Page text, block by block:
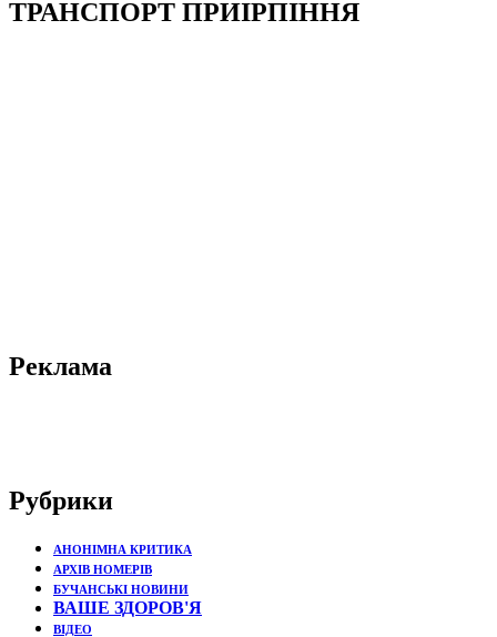
ТРАНСПОРТ ПРИІРПІННЯ
Реклама
Рубрики
АНОНІМНА КРИТИКА
АРХІВ НОМЕРІВ
БУЧАНСЬКІ НОВИНИ
ВАШЕ ЗДОРОВ'Я
ВІДЕО